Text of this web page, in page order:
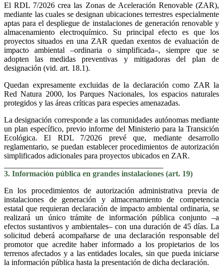
El RDL 7/2026 crea las Zonas de Aceleración Renovable (ZAR),
mediante las cuales se designan ubicaciones terrestres especialmente
aptas para el despliegue de instalaciones de generación renovable y
almacenamiento electroquímico. Su principal efecto es que los
proyectos situados en una ZAR quedan exentos de evaluación de
impacto ambiental –ordinaria o simplificada–, siempre que se
adopten las medidas preventivas y mitigadoras del plan de
designación (vid. art. 18.1).
Quedan expresamente excluidas de la declaración como ZAR la
Red Natura 2000, los Parques Nacionales, los espacios naturales
protegidos y las áreas críticas para especies amenazadas.
La designación corresponde a las comunidades autónomas mediante
un plan específico, previo informe del Ministerio para la Transición
Ecológica. El RDL 7/2026 prevé que, mediante desarrollo
reglamentario, se puedan establecer procedimientos de autorización
simplificados adicionales para proyectos ubicados en ZAR.
3. Información pública en grandes instalaciones (art. 19)
En los procedimientos de autorización administrativa previa de
instalaciones de generación y almacenamiento de competencia
estatal que requieran declaración de impacto ambiental ordinaria, se
realizará un único trámite de información pública conjunto –a
efectos sustantivos y ambientales– con una duración de 45 días. La
solicitud deberá acompañarse de una declaración responsable del
promotor que acredite haber informado a los propietarios de los
terrenos afectados y a las entidades locales, sin que pueda iniciarse
la información pública hasta la presentación de dicha declaración.